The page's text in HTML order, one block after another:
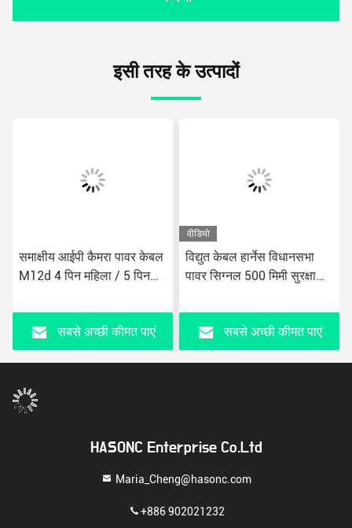
इसी तरह के उत्पादों
समाक्षीय आईपी कैमरा पावर केबल
M12d 4 पिन महिला / 5 पिन
सबसे अच्छी कीमत पाएं
वीडियो
विद्युत केबल हार्नेस विधानसभा
पावर सिग्नल 500 मिमी सुरक्षा
सबसे अच्छी कीमत पाएं
HASONC Enterprise Co.Ltd
Maria_Cheng@hasonc.com
+886 902021232